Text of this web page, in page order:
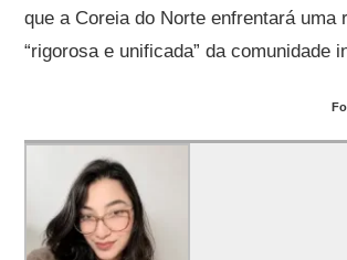
que a Coreia do Norte enfrentará uma
“rigorosa e unificada” da comunidade